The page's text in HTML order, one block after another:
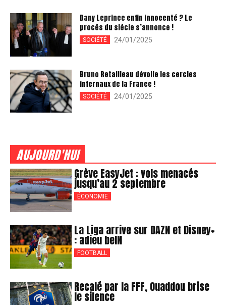
Dany Leprince enfin innocenté ? Le
procès du siècle s’annonce !
SOCIÉTÉ 24/01/2025
Bruno Retailleau dévoile les cercles
infernaux de la France !
SOCIÉTÉ 24/01/2025
AUJOURD'HUI
Grève EasyJet : vols menacés
jusqu’au 2 septembre
ÉCONOMIE
La Liga arrive sur DAZN et Disney+
: adieu beIN
FOOTBALL
Recalé par la FFF, Ouaddou brise
le silence